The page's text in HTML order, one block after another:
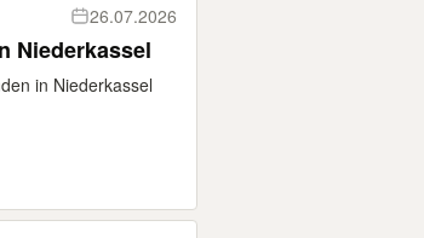
26.07.2026
Niederkassel
in Niederkassel